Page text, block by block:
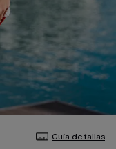
Guía de tallas